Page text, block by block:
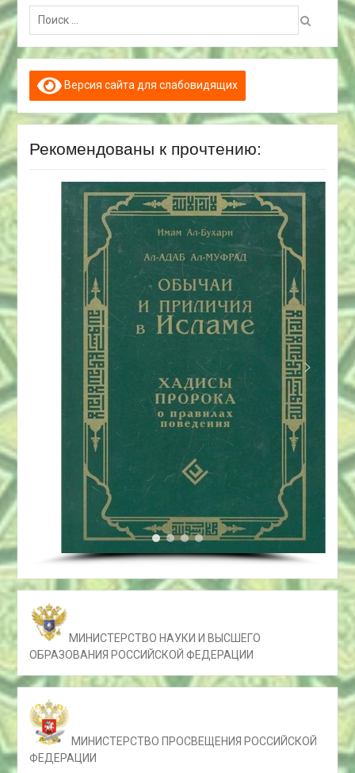
Поиск:
Версия сайта для слабовидящих
Рекомендованы к прочтению:
МИНИСТЕРСТВО НАУКИ И ВЫСШЕГО
ОБРАЗОВАНИЯ РОССИЙСКОЙ ФЕДЕРАЦИИ
МИНИСТЕРСТВО ПРОСВЕЩЕНИЯ РОССИЙСКОЙ
ФЕДЕРАЦИИ